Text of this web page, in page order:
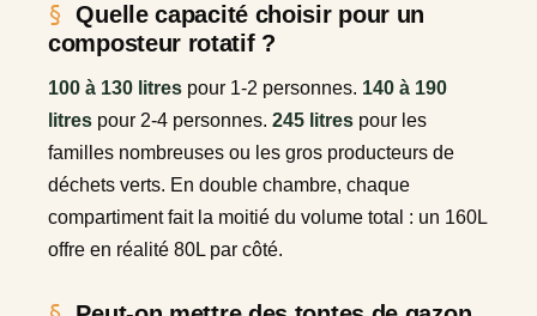
Quelle capacité choisir pour un
composteur rotatif ?
100 à 130 litres pour 1-2 personnes. 140 à 190
litres pour 2-4 personnes. 245 litres pour les
familles nombreuses ou les gros producteurs de
déchets verts. En double chambre, chaque
compartiment fait la moitié du volume total : un 160L
offre en réalité 80L par côté.